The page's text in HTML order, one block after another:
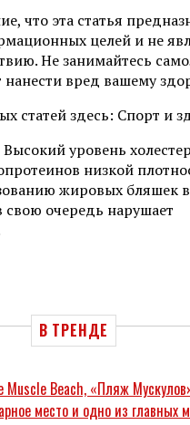
что эта статья
целей и не
Не занимайтесь
нанести вред вашему
статей здесь: Спорт и
уровень
низкой
жировых бляшек
свою очередь нарушает
В ТРЕНДЕ